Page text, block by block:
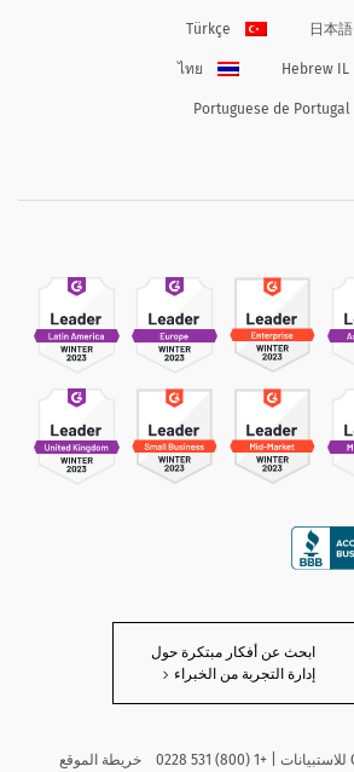
日本語
Türkçe
Hebrew IL
ไทย
Portuguese de Portugal
ابحث عن أفكار مبتكرة حول
إدارة التجربة من الخبراء
خريطة الموقع